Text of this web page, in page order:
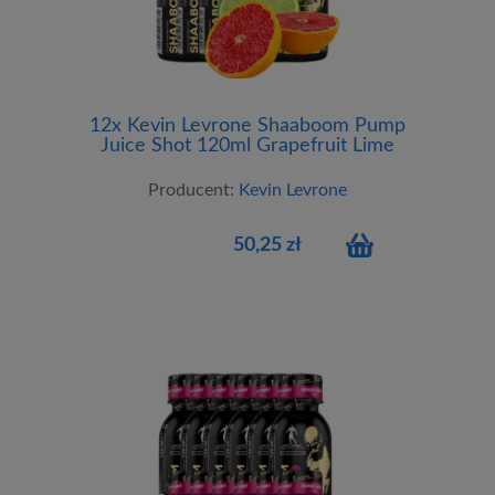
12x Kevin Levrone Shaaboom Pump
Juice Shot 120ml Grapefruit Lime
Producent: Kevin Levrone
50,25 zł